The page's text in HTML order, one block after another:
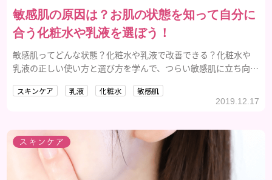
敏感肌の原因は？お肌の状態を知って自分に
合う化粧水や乳液を選ぼう！
敏感肌ってどんな状態？化粧水や乳液で改善できる？化粧水や
乳液の正しい使い方と選び方を学んで、つらい敏感肌に立ち向か
スキンケア 乳液 化粧水 敏感肌
2019.12.17
スキンケア